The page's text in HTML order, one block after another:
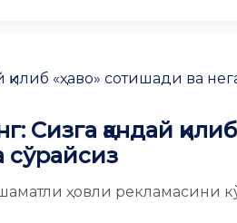
Сизга қандай
сўрайсиз
ҳовли рекламасини